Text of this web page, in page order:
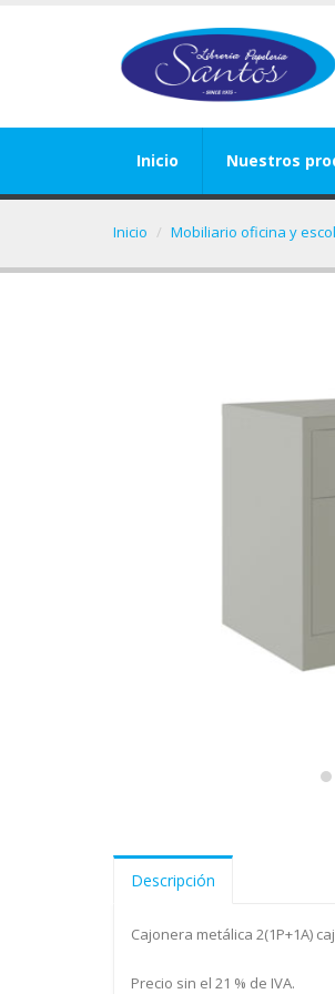
Inicio Nuestros
Inicio Mobiliario oficina y
Descripción
Cajonera metálica 2(1P+1A)
Precio sin el 21 % de IVA.